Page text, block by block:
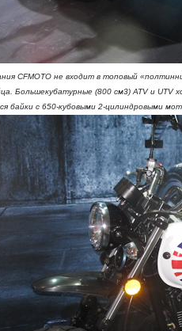
CFMOTO не входит в топовый
Большекубатурные (800 cм3) ATV и
байки с 650-кубовыми 2-цилиндровыми